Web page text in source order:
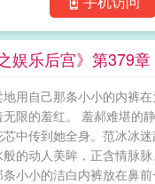
娱乐后宫》第379
地用自己那条小小的内裤
限的羞红。 羞郝难堪的
中传到她全身。范冰冰
的动人美眸，正含情脉
小小的洁白内裤放在鼻